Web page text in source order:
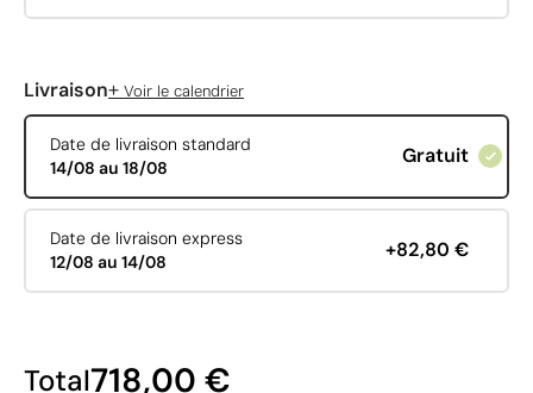
Livraison+ Voir le calendrier
Date de livraison standard
14/08 au 18/08
Gratuit
Date de livraison express
12/08 au 14/08
+82,80 €
Total718,00 €